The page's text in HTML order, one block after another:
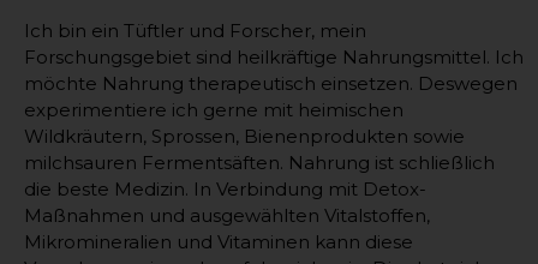
Ich bin ein Tüftler und Forscher, mein
Forschungsgebiet sind heilkräftige Nahrungsmittel. Ich
möchte Nahrung therapeutisch einsetzen. Deswegen
experimentiere ich gerne mit heimischen
Wildkräutern, Sprossen, Bienenprodukten sowie
milchsauren Fermentsäften. Nahrung ist schließlich
die beste Medizin. In Verbindung mit Detox-
Maßnahmen und ausgewählten Vitalstoffen,
Mikromineralien und Vitaminen kann diese